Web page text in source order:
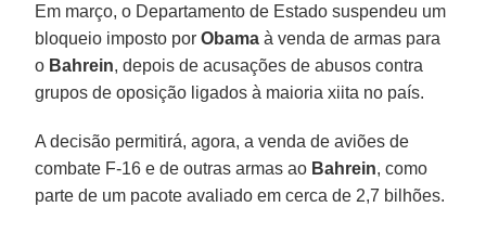
Em março, o Departamento de Estado suspendeu um
bloqueio imposto porObama à venda de armas para
o Bahrein, depois de acusações de abusos contra
grupos de oposição ligados à maioria xiita no país.
A decisão permitirá, agora, a venda de aviões de
combate F-16 e de outras armas ao Bahrein, como
parte de um pacote avaliado em cerca de 2,7 bilhões.